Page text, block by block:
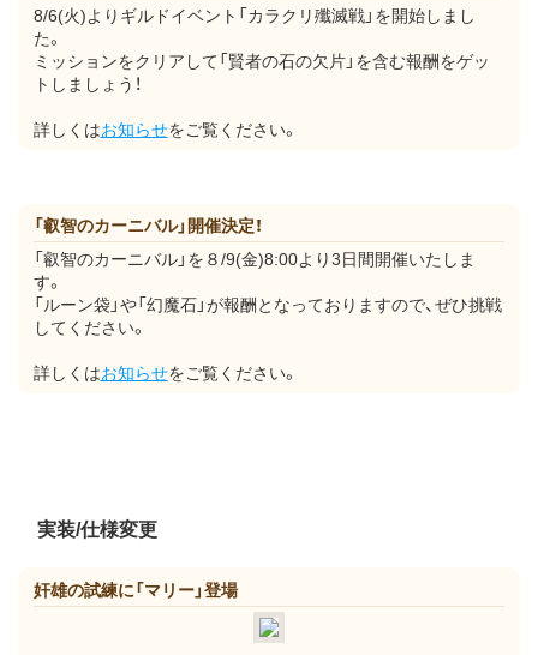
8/6(火)よりギルドイベント「カラクリ殲滅戦」を開始しまし
た。
ミッションをクリアして「賢者の石の欠片」を含む報酬をゲッ
トしましょう！
詳しくはお知らせをご覧ください。
「叡智のカーニバル」開催決定！
「叡智のカーニバル」を８/9(金)8:00より3日間開催いたしま
す。
「ルーン袋」や「幻魔石」が報酬となっておりますので、ぜひ挑戦
してください。
詳しくはお知らせをご覧ください。
実装/仕様変更
奸雄の試練に「マリー」登場